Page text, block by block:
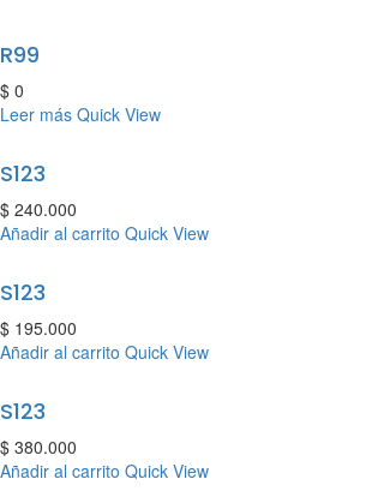
R99
$ 0
Leer más Quick View
S123
$ 240.000
Añadir al carrito Quick View
S123
$ 195.000
Añadir al carrito Quick View
S123
$ 380.000
Añadir al carrito Quick View